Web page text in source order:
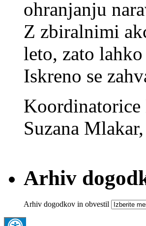
ohranjanju
Z zbiralnimi
leto, zato
Iskreno se
Koordinatorice
Suzana
Arhiv
Arhiv dogodkov in obvestil